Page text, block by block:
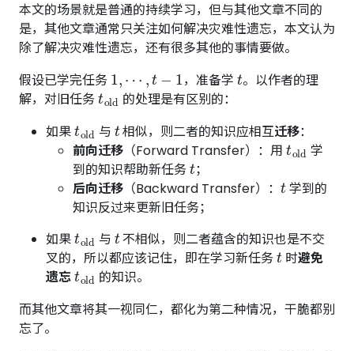
本文的场景就是普通的持续学习，但与其他文章不同的
是，其他文章通常只关注如何解决灾难性遗忘，本文认为
除了解决灾难性遗忘，还有很多其他的事情要做。
假设已学完任务
1 1
，准备学
t
。以作者的理
解，对旧任务
told
的处理是有区别的：
如果
t old
与
t
相似，则二者的知识应相互迁移：
前向迁移 （Forward Transfer）：用
told
学
到的知识帮助新任务
t
；
后向迁移 （Backward Transfer）：
t
学到的
知识反过来更新旧任务；
如果
t old
与
t
不相似，则二者蕴含的知识也是不交
叉的，所以都应该记住，即在学习新任务
t
时避免
遗忘
t old
的知识。
而其他文章将其一视同仁，都化为第二种情况，干脆都别
忘了。